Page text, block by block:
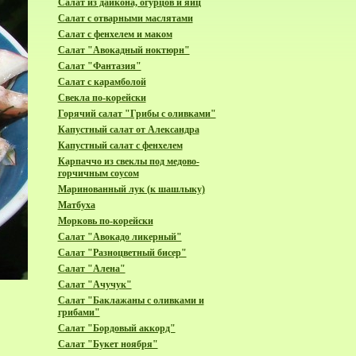
Салат из дайкона, огурцов и яиц
Салат с отварными маслятами
Салат с фенхелем и маком
Cалат "Авокадный ноктюрн"
Cалат "Фантазия"
Cалат с карамболой
Cвекла по-корейски
Горячий салат "Грибы с оливками"
Капустный салат от Александра
Капустный салат с фенхелем
Карпаччо из свеклы под медово-
горчичным соусом
Маринованный лук (к шашлыку)
Матбуха
Морковь по-корейски
Салат "Авокадо ликерный"
Салат "Разноцветный бисер"
Салат "Алена"
Салат "Ачучук"
Салат "Баклажаны с оливками и
грибами"
Салат "Бордовый аккорд"
Салат "Букет ноября"